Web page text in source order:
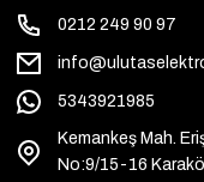
0212 249 90 97
5343921985
Kemankeş Mah.
No:9/15-16